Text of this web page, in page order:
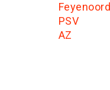
Feyenoord
PSV
AZ